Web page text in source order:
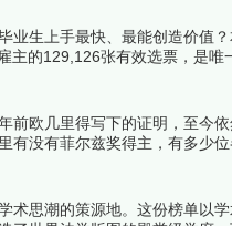
生上手最快、最能创造价值
的129,126张有效选票，是唯
终极参照。下面跟着榜中榜编
欧几里得写下的证明，至今
没有菲尔兹奖得主，有多少
中持续产出着改变数学面貌的
思潮的策源地。这份榜单以